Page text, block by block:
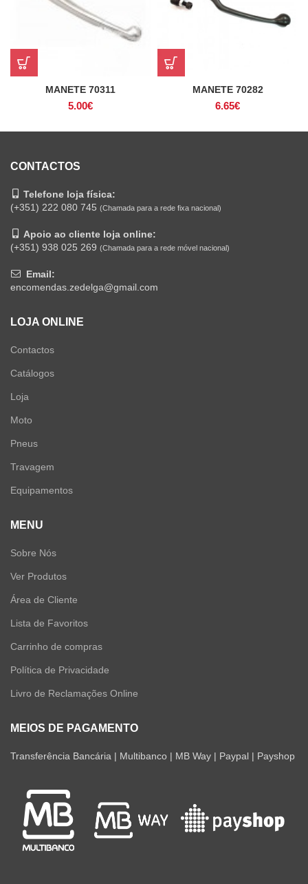
MANETE 70311
5.00€
MANETE 70282
6.65€
CONTACTOS
Telefone loja física:
(+351) 222 080 745 (Chamada para a rede fixa nacional)
Apoio ao cliente loja online:
(+351) 938 025 269 (Chamada para a rede móvel nacional)
Email:
encomendas.zedelga@gmail.com
LOJA ONLINE
Contactos
Catálogos
Loja
Moto
Pneus
Travagem
Equipamentos
MENU
Sobre Nós
Ver Produtos
Área de Cliente
Lista de Favoritos
Carrinho de compras
Política de Privacidade
Livro de Reclamações Online
MEIOS DE PAGAMENTO
Transferência Bancária | Multibanco | MB Way | Paypal | Payshop